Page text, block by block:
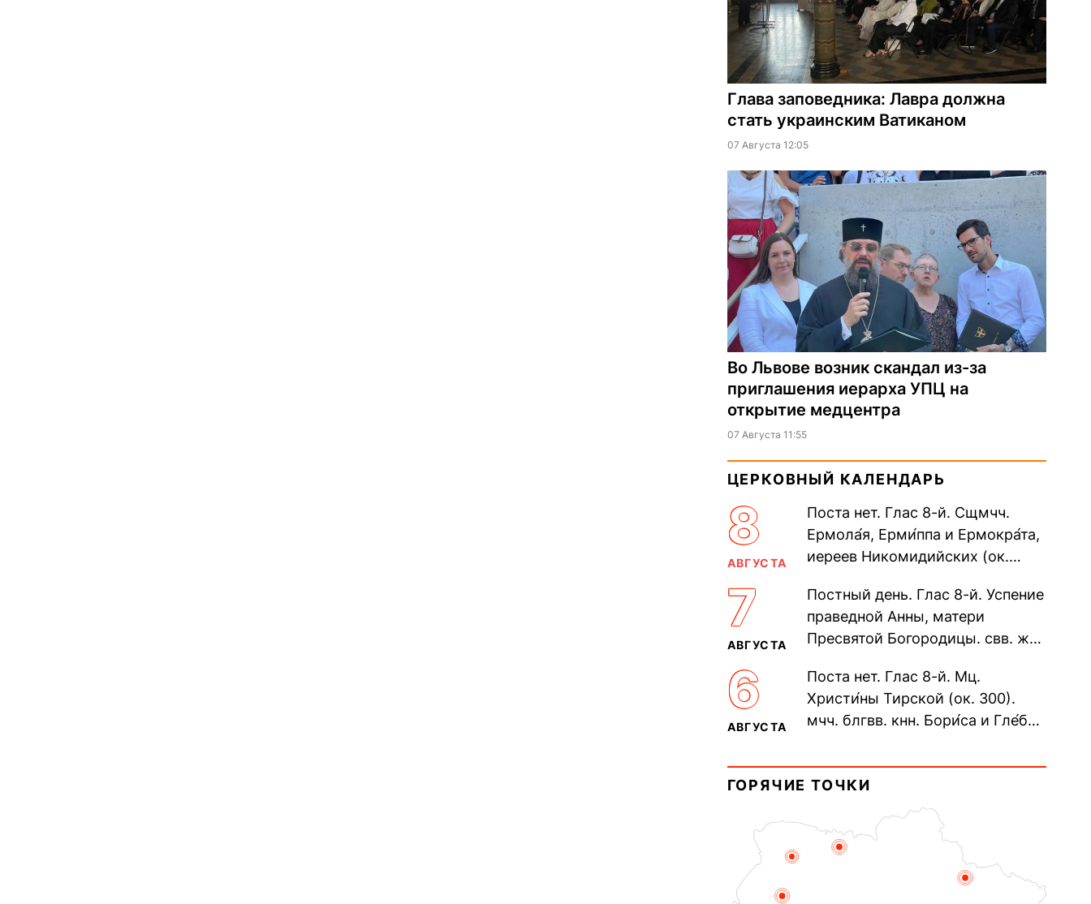
Глава заповедника: Лавра должна
стать украинским Ватиканом
07 Августа 12:05
Во Львове возник скандал из-за
приглашения иерарха УПЦ на
открытие медцентра
07 Августа 11:55
ЦЕРКОВНЫЙ КАЛЕНДАРЬ
8
АВГУСТА
Поста нет. Глас 8-й. Сщмчч.
Ермола́я, Ерми́ппа и Ермокра́та,
иереев Никомидийских (ок.
Печерского, в Ближних
пещерах...
7
АВГУСТА
Постный день. Глас 8-й. Успение
праведной Анны, матери
Пресвятой Богородицы. свв. жен
прп. Евпракси́и девы,...
6
АВГУСТА
Поста нет. Глас 8-й. Мц.
Христи́ны Тирской (ок. 300).
мчч. блгвв. кнн. Бори́са и Гле́ба,
Дави́да (1015). Прп....
ГОРЯЧИЕ ТОЧКИ